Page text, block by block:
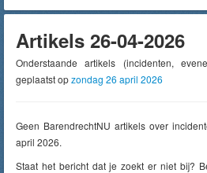
Artikels 26-04-2026
Onderstaande artikels (incidenten,
geplaatst opzondag 26 april 2026
Geen BarendrechtNU artikels over
april 2026.
Staat het bericht dat je zoekt er niet bij?